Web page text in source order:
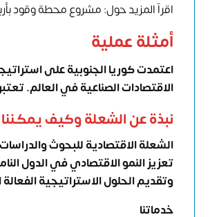
اقرآ المزيد حول:مشروع محطة وقود بأرباح
أمثلة عملية
اعتمدت كوريا الجنوبية على
الاقتصادات الصناعية في العالم.
نبذة عن الشعلة وكيف
الشعلة الاقتصادية للبحوث
تعزيز النمو الاقتصادي في الدول
وتقديم الحلول الاستراتيجية
خدماتنا